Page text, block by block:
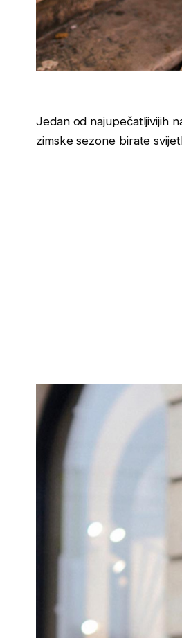
Jedan od najupečatljivijih
zimske sezone birate